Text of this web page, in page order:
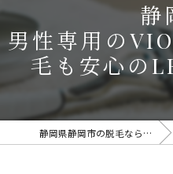
静
男性専用の
毛も安心の
静岡県静岡市の脱毛ならメンズ脱毛・EDELエーデル